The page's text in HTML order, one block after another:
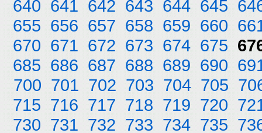
640 641 642 643 644 645
655 656 657 658 659 660
670 671 672 673 674 675
685 686 687 688 689 690
700 701 702 703 704 705
715 716 717 718 719 720
730 731 732 733 734 735